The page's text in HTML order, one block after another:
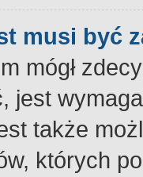
musi być
mógł
jest
także
których